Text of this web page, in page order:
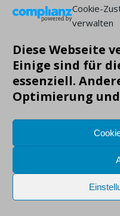
Cookie-
verwalten
Diese Webseite
Einige sind für
essenziell.
Optimierung
Copyright: Markus